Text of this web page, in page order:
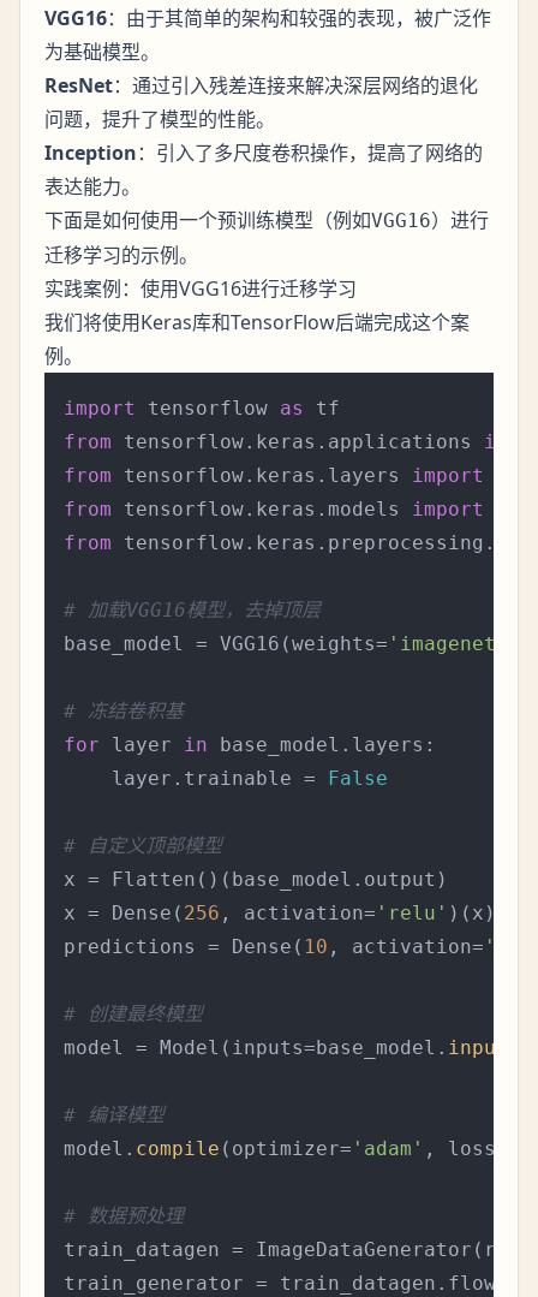
VGG16：由于其简单的架构和较强的表现，被广泛作
为基础模型。
ResNet：通过引入残差连接来解决深层网络的退化
问题，提升了模型的性能。
Inception：引入了多尺度卷积操作，提高了网络的
表达能力。
下面是如何使用一个预训练模型（例如VGG16）进行
迁移学习的示例。
实践案例：使用VGG16进行迁移学习
我们将使用Keras库和TensorFlow后端完成这个案
例。
import tensorflow as
from tensorflow.keras.applications
from tensorflow.keras.layers import
from tensorflow.keras.models import
from
# 加载VGG16模型，去掉顶层
base_model = VGG16(weights= 'imagenet'
# 冻结卷积基
for layer in base_model.layers:
    layer.trainable =
False
# 自定义顶部模型
x = Flatten()(base_model.output)
x = Dense( 256 , activation= 'relu' )(x)
predictions = Dense( 10 , activation=
# 创建最终模型
model = Model(inputs=base_model. input
# 编译模型
model. compile (optimizer= 'adam' , loss=
# 数据预处理
train_datagen =
train_generator =